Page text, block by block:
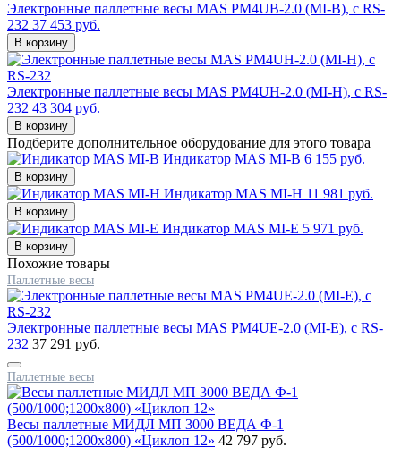
Электронные паллетные весы MAS PM4UB-2.0 (MI-B), с RS-
232 37 453 руб.
В корзину
Электронные паллетные весы MAS PM4UH-2.0 (MI-H), с RS-
232 43 304 руб.
В корзину
Подберите дополнительное оборудование для этого товара
Индикатор MAS MI-B 6 155 руб.
Индикатор MAS MI-H 11 981 руб.
Индикатор MAS MI-E 5 971 руб.
Похожие товары
Паллетные весы
Электронные паллетные весы MAS PM4UE-2.0 (MI-E), с RS-
232 37 291 руб.
Паллетные весы
Весы паллетные МИДЛ МП 3000 ВЕДА Ф-1
(500/1000;1200x800) «Циклоп 12» 42 797 руб.